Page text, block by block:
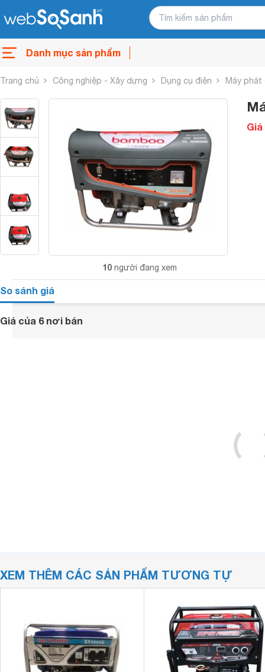
Danh mục sản phẩm
Trang chủ Công nghiệp - Xây dựng Dụng cụ điện Máy phát
10 người đang xem
Giá
So sánh giá
Giá của 6 nơi bán
XEM THÊM CÁC SẢN PHẨM TƯƠNG TỰ